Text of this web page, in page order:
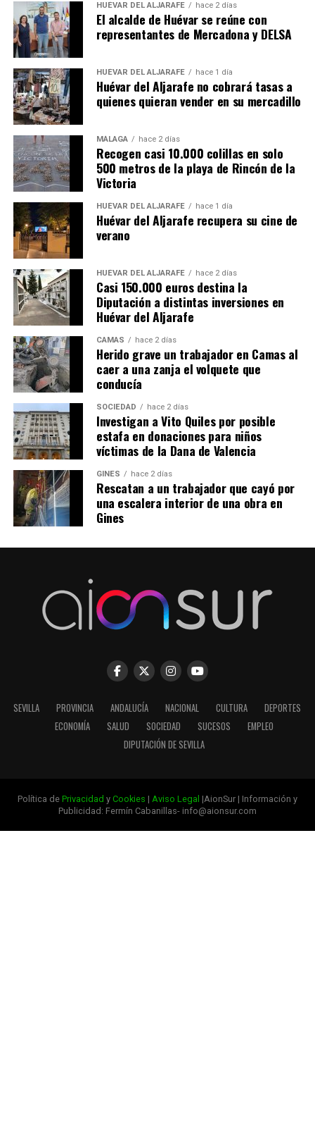
HUÉVAR DEL ALJARAFE hace 2 días
El alcalde de Huévar se reúne con
representantes de Mercadona y DELSA
HUÉVAR DEL ALJARAFE hace 1 día
Huévar del Aljarafe no cobrará tasas a
quienes quieran vender en su mercadillo
MÁLAGA hace 2 días
Recogen casi 10.000 colillas en solo
500 metros de la playa de Rincón de la
Victoria
HUÉVAR DEL ALJARAFE hace 1 día
Huévar del Aljarafe recupera su cine de
verano
HUÉVAR DEL ALJARAFE hace 2 días
Casi 150.000 euros destina la
Diputación a distintas inversiones en
Huévar del Aljarafe
CAMAS hace 2 días
Herido grave un trabajador en Camas al
caer a una zanja el volquete que
conducía
SOCIEDAD hace 2 días
Investigan a Vito Quiles por posible
estafa en donaciones para niños
víctimas de la Dana de Valencia
GINES hace 2 días
Rescatan a un trabajador que cayó por
una escalera interior de una obra en
Gines
SEVILLA PROVINCIA ANDALUCÍA NACIONAL CULTURA
DEPORTES
ECONOMÍA
SALUD SOCIEDAD SUCESOS
EMPLEO
DIPUTACIÓN DE SEVILLA
Política de Privacidad y Cookies | Aviso Legal |AionSur | Información y
Publicidad: Fermín Cabanillas- info@aionsur.com